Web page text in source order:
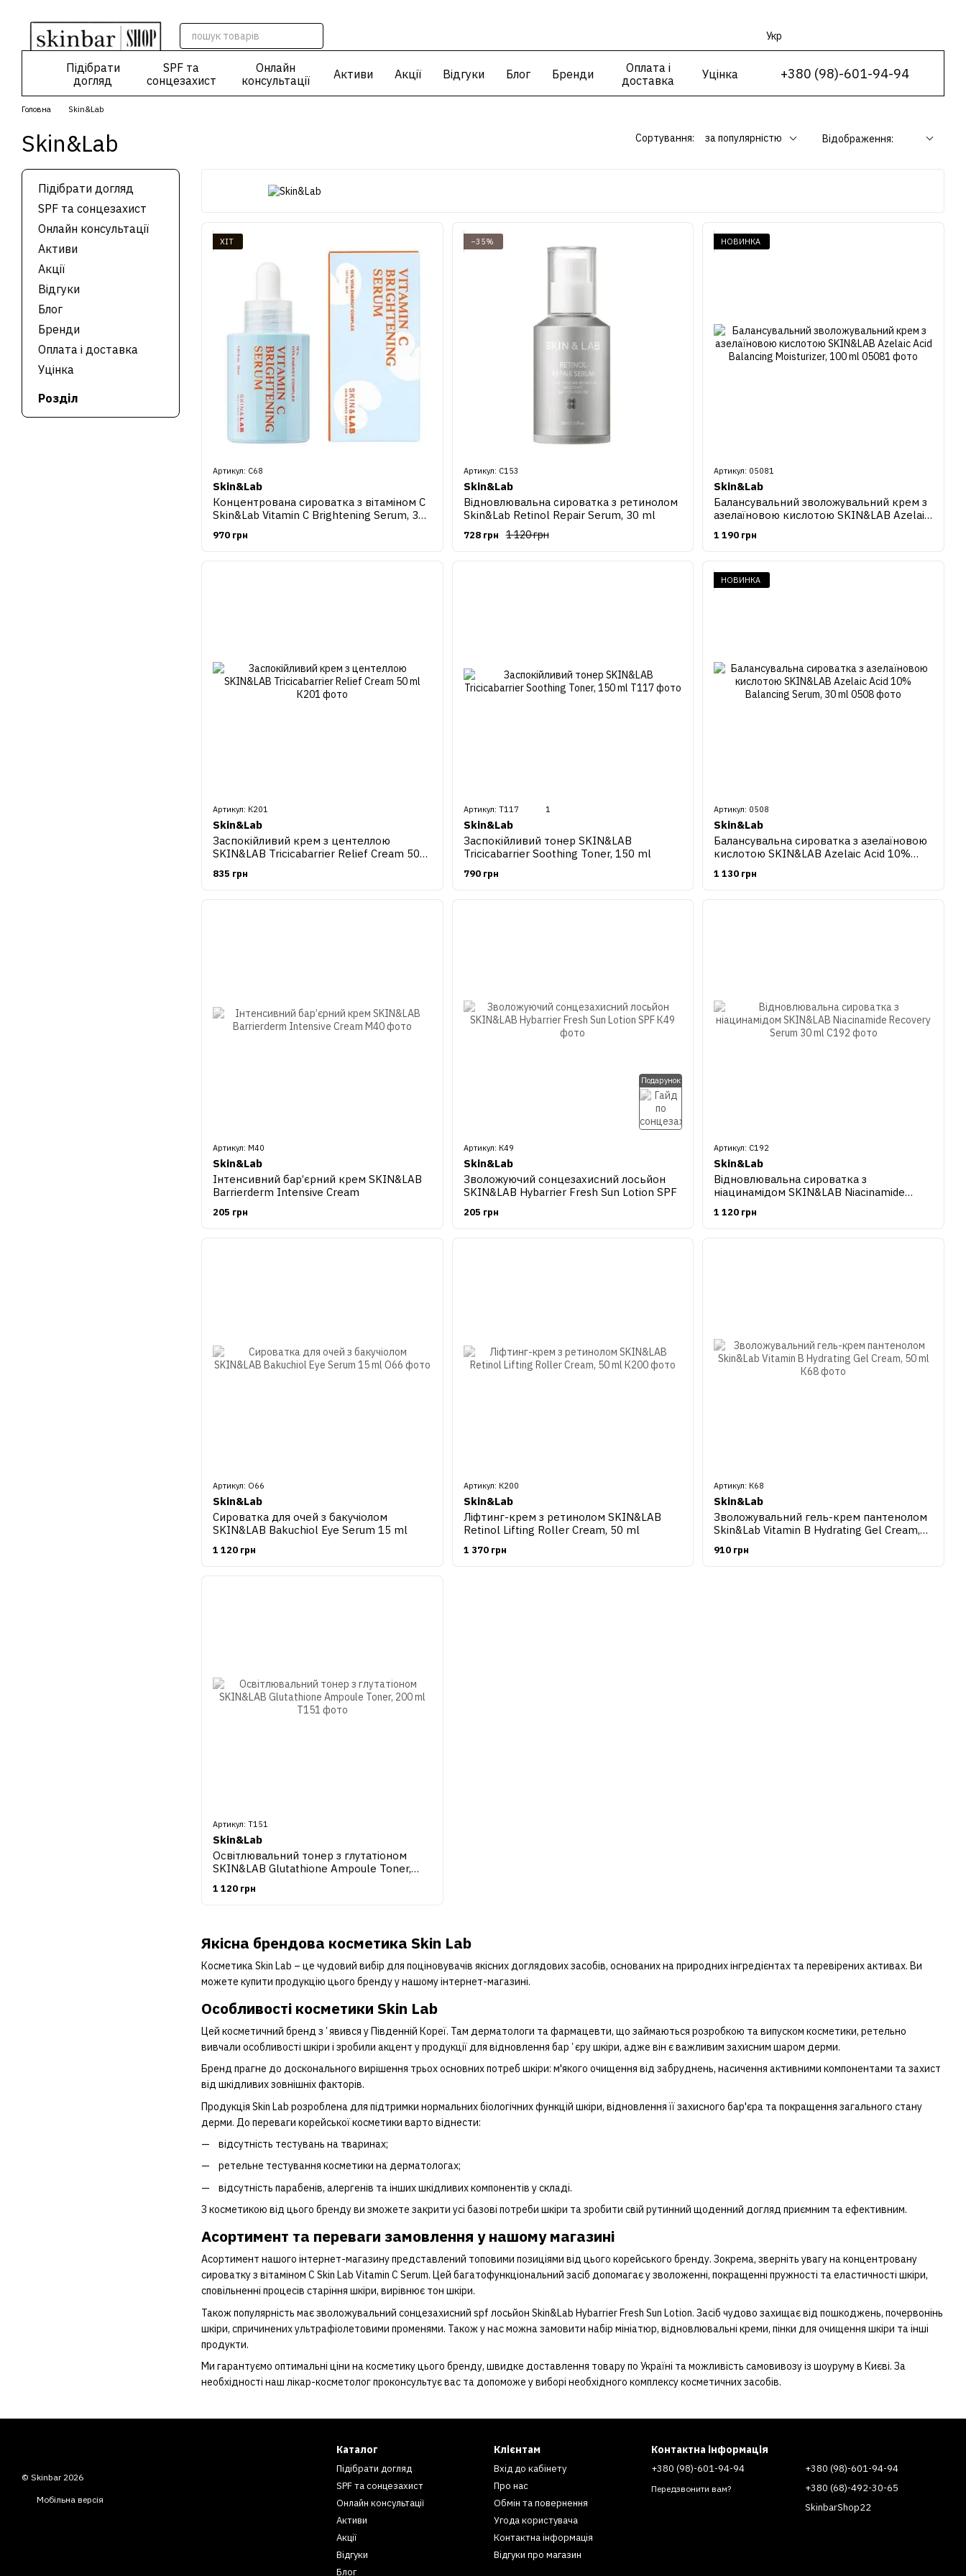
Укр
Підібрати
догляд
SPF та
сонцезахист
Онлайн
консультації
Активи Акції Відгуки Блог Бренди
Оплата і
доставка
Уцінка +380 (98)-601-94-94
Головна Skin&Lab
Skin&Lab Сортування: за популярністю Відображення:
Якісна брендова косметика Skin Lab
Косметика Skin Lab – це чудовий вибір для поціновувачів якісних доглядових засобів, основаних на природних інгредієнтах та перевірених активах. Ви
можете купити продукцію цього бренду у нашому інтернет-магазині.
Особливості косметики Skin Lab
Цей косметичний бренд зʼявився у Південній Кореї. Там дерматологи та фармацевти, що займаються розробкою та випуском косметики, ретельно
вивчали особливості шкіри і зробили акцент у продукції для відновлення барʼєру шкіри, адже він є важливим захисним шаром дерми.
Бренд прагне до досконального вирішення трьох основних потреб шкіри: м'якого очищення від забруднень, насичення активними компонентами та захист
від шкідливих зовнішніх факторів.
Продукція Skin Lab розроблена для підтримки нормальних біологічних функцій шкіри, відновлення її захисного бар'єра та покращення загального стану
дерми. До переваги корейської косметики варто віднести:
відсутність тестувань на тваринах;
ретельне тестування косметики на дерматологах;
відсутність парабенів, алергенів та інших шкідливих компонентів у складі.
З косметикою від цього бренду ви зможете закрити усі базові потреби шкіри та зробити свій рутинний щоденний догляд приємним та ефективним.
Асортимент та переваги замовлення у нашому магазині
Асортимент нашого інтернет-магазину представлений топовими позиціями від цього корейського бренду. Зокрема, зверніть увагу на концентровану
сироватку з вітаміном C Skin Lab Vitamin C Serum. Цей багатофункціональний засіб допомагає у зволоженні, покращенні пружності та еластичності шкіри,
сповільненні процесів старіння шкіри, вирівнює тон шкіри.
Також популярність має зволожувальний сонцезахисний spf лосьйон Skin&Lab Hybarrier Fresh Sun Lotion. Засіб чудово захищає від пошкоджень, почервонінь
шкіри, спричинених ультрафіолетовими променями. Також у нас можна замовити набір мініатюр, відновлювальні креми, пінки для очищення шкіри та інші
продукти.
Ми гарантуємо оптимальні ціни на косметику цього бренду, швидке доставлення товару по Україні та можливість самовивозу із шоуруму в Києві. За
необхідності наш лікар-косметолог проконсультує вас та допоможе у виборі необхідного комплексу косметичних засобів.
ХІТ
Артикул: С68
Skin&Lab
Концентрована сироватка з вітаміном C
Skin&Lab Vitamin C Brightening Serum, 30
970 грн
−35%
Артикул: C153
Skin&Lab
Відновлювальна сироватка з ретинолом
Skin&Lab Retinol Repair Serum, 30 ml
1 120 грн
728 грн
НОВИНКА
Артикул: 05081
Skin&Lab
Балансувальний зволожувальний крем з
азелаїновою кислотою SKIN&LAB Azelaic
1 190 грн
Артикул: К201
Skin&Lab
Заспокійливий крем з центеллою
SKIN&LAB Tricicabarrier Relief Cream 50
835 грн
Артикул: Т117 1
Skin&Lab
Заспокійливий тонер SKIN&LAB
Tricicabarrier Soothing Toner, 150 ml
790 грн
НОВИНКА
Артикул: 0508
Skin&Lab
Балансувальна сироватка з азелаїновою
кислотою SKIN&LAB Azelaic Acid 10%
1 130 грн
Артикул: М40
Skin&Lab
Інтенсивний бар’єрний крем SKIN&LAB
Barrierderm Intensive Cream
205 грн
Подарунок
Артикул: К49
Skin&Lab
Зволожуючий сонцезахисний лосьйон
SKIN&LAB Hybarrier Fresh Sun Lotion SPF
205 грн
Артикул: С192
Skin&Lab
Відновлювальна сироватка з
ніацинамідом SKIN&LAB Niacinamide
1 120 грн
Артикул: О66
Skin&Lab
Сироватка для очей з бакучіолом
SKIN&LAB Bakuchiol Eye Serum 15 ml
1 120 грн
Артикул: К200
Skin&Lab
Ліфтинг-крем з ретинолом SKIN&LAB
Retinol Lifting Roller Cream, 50 ml
1 370 грн
Артикул: К68
Skin&Lab
Зволожувальний гель-крем пантенолом
Skin&Lab Vitamin B Hydrating Gel Cream,
910 грн
Артикул: Т151
Skin&Lab
Освітлювальний тонер з глутатіоном
SKIN&LAB Glutathione Ampoule Toner,
1 120 грн
Підібрати догляд
SPF та сонцезахист
Онлайн консультації
Активи
Акції
Відгуки
Блог
Бренди
Оплата і доставка
Уцінка
Розділ
© Skinbar 2026
Мобільна версія
Каталог
Підібрати догляд
SPF та сонцезахист
Онлайн консультації
Активи
Акції
Відгуки
Блог
Клієнтам
Вхід до кабінету
Про нас
Обмін та повернення
Угода користувача
Контактна інформація
Відгуки про магазин
Контактна інформація
+380 (98)-601-94-94
Передзвонити вам?
+380 (98)-601-94-94
+380 (68)-492-30-65
SkinbarShop22